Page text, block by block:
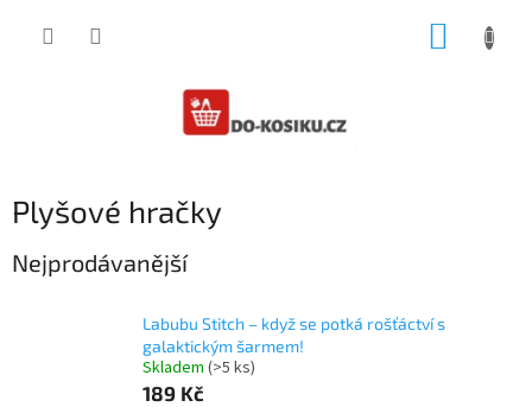
Plyšové hračky
Nejprodávanější
Labubu Stitch – když se potká rošťáctví s
galaktickým šarmem!
Skladem (>5 ks)
189 Kč